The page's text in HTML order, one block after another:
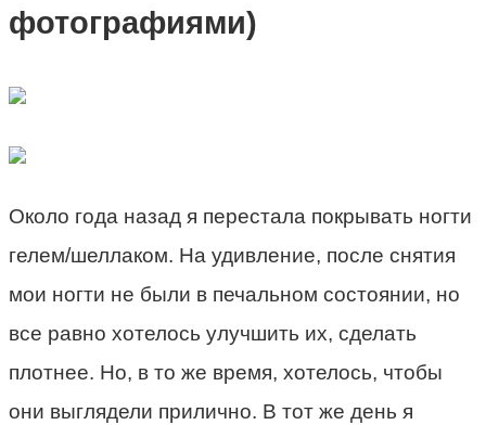
фотографиями)
Около года назад я перестала покрывать ногти
гелем/шеллаком. На удивление, после снятия
мои ногти не были в печальном состоянии, но
все равно хотелось улучшить их, сделать
плотнее. Но, в то же время, хотелось, чтобы
они выглядели прилично. В тот же день я